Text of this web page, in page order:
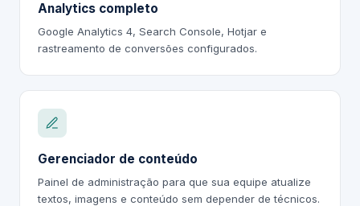
Analytics completo
Google Analytics 4, Search Console, Hotjar e
rastreamento de conversões configurados.
Gerenciador de conteúdo
Painel de administração para que sua equipe atualize
textos, imagens e conteúdo sem depender de técnicos.